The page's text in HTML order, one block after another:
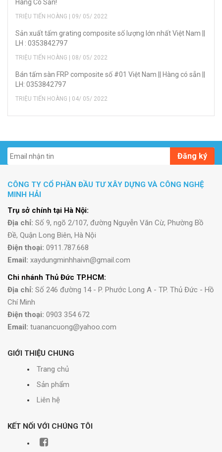
Hàng Có Sẵn!
TRIỆU TIẾN HOÀNG | 09/ 05/ 2022
Sản xuất tấm grating composite số lượng lớn nhất Việt Nam ||
LH : 0353842797
TRIỆU TIẾN HOÀNG | 08/ 05/ 2022
Bán tấm sàn FRP composite số #01 Việt Nam || Hàng có sẵn ||
LH: 0353842797
TRIỆU TIẾN HOÀNG | 04/ 05/ 2022
Đăng ký
CÔNG TY CỔ PHẦN ĐẦU TƯ XÂY DỰNG VÀ CÔNG NGHỆ
MINH HẢI
Trụ sở chính tại Hà Nội:
Địa chỉ: Số 9, ngõ 2/107, đường Nguyễn Văn Cừ, Phường Bồ
Đề, Quận Long Biên, Hà Nội
Điện thoại: 0911.787.668
Email: xaydungminhhaivn@gmail.com
Chi nhánh Thủ Đức TP.HCM:
Địa chỉ: Số 246 đường 14 - P. Phước Long A - TP. Thủ Đức - Hồ
Chí Minh
Điện thoại: 0903 354 672
Email: tuanancuong@yahoo.com
GIỚI THIỆU CHUNG
Trang chủ
Sản phẩm
Liên hệ
KẾT NỐI VỚI CHÚNG TÔI